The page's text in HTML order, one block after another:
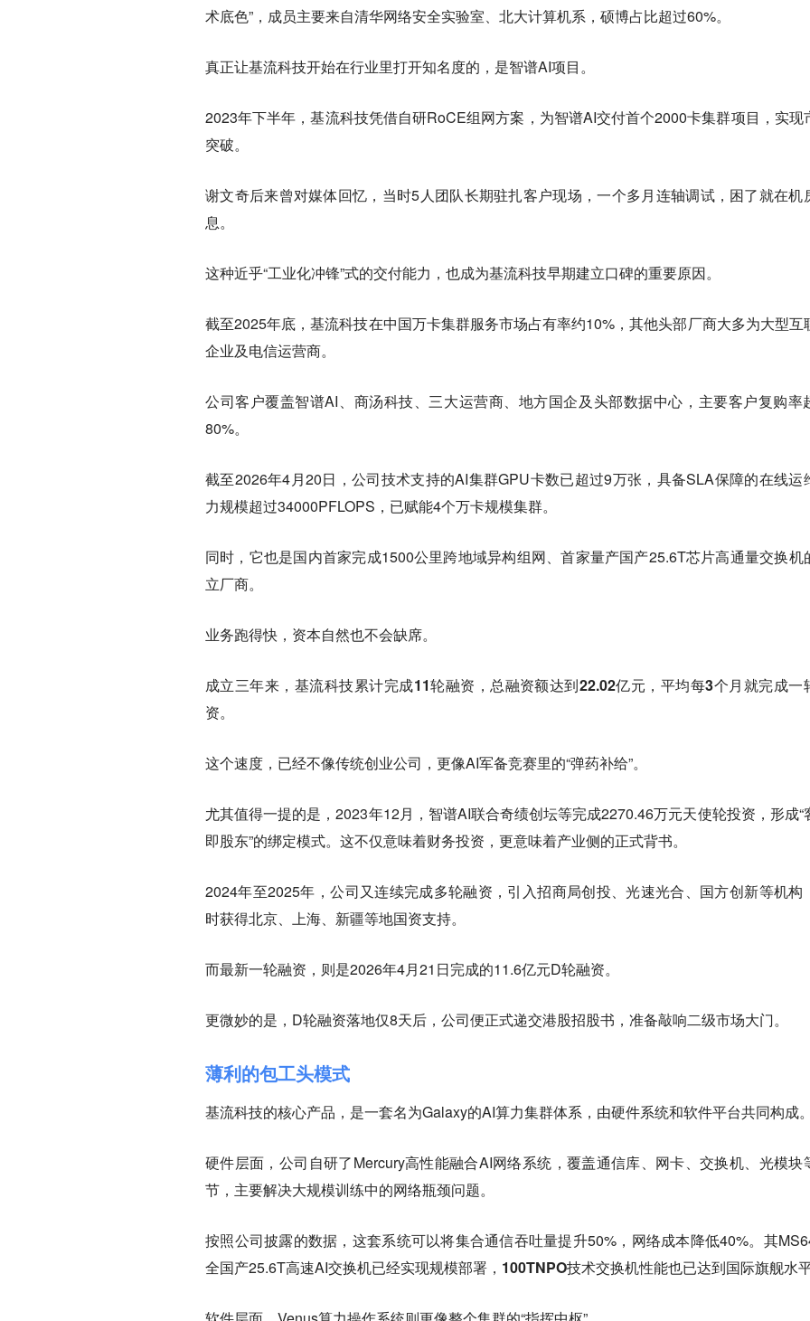
术底色”，成员主要来自清华网络安全实验室、北大计算机系，硕博占比超过60%。
真正让基流科技开始在行业里打开知名度的，是智谱AI项目。
2023年下半年，基流科技凭借自研RoCE组网方案，为智谱AI交付首个2000卡集群项目，实现
突破。
谢文奇后来曾对媒体回忆，当时5人团队长期驻扎客户现场，一个多月连轴调试，困了就在机
息。
这种近乎“工业化冲锋”式的交付能力，也成为基流科技早期建立口碑的重要原因。
截至2025年底，基流科技在中国万卡集群服务市场占有率约10%，其他头部厂商大多为大型互
企业及电信运营商。
公司客户覆盖智谱AI、商汤科技、三大运营商、地方国企及头部数据中心，主要客户复购率
80%。
截至2026年4月20日，公司技术支持的AI集群GPU卡数已超过9万张，具备SLA保障的在线运
力规模超过34000PFLOPS，已赋能4个万卡规模集群。
同时，它也是国内首家完成1500公里跨地域异构组网、首家量产国产25.6T芯片高通量交换机
立厂商。
业务跑得快，资本自然也不会缺席。
成立三年来，基流科技累计完成11轮融资，总融资额达到22.02亿元，平均每3个月就完成一
资。
这个速度，已经不像传统创业公司，更像AI军备竞赛里的“弹药补给”。
尤其值得一提的是，2023年12月，智谱AI联合奇绩创坛等完成2270.46万元天使轮投资，形成“
即股东”的绑定模式。这不仅意味着财务投资，更意味着产业侧的正式背书。
2024年至2025年，公司又连续完成多轮融资，引入招商局创投、光速光合、国方创新等机构
时获得北京、上海、新疆等地国资支持。
而最新一轮融资，则是2026年4月21日完成的11.6亿元D轮融资。
更微妙的是，D轮融资落地仅8天后，公司便正式递交港股招股书，准备敲响二级市场大门。
薄利的包工头模式
基流科技的核心产品，是一套名为Galaxy的AI算力集群体系，由硬件系统和软件平台共同构成。
硬件层面，公司自研了Mercury高性能融合AI网络系统，覆盖通信库、网卡、交换机、光模块
节，主要解决大规模训练中的网络瓶颈问题。
按照公司披露的数据，这套系统可以将集合通信吞吐量提升50%，网络成本降低40%。其
全国产25.6T高速AI交换机已经实现规模部署， 100TNPO技术交换机性能也已达到国际旗舰水平